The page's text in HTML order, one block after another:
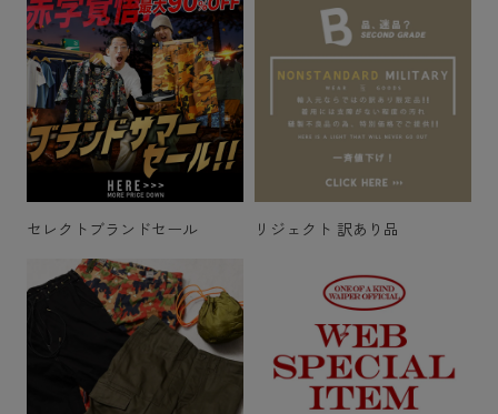
セレクトブランドセール リジェクト 訳あり品